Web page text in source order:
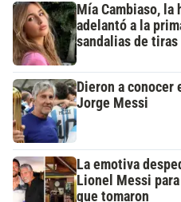
Mía Cambiaso, la
adelantó a la
sandalias de tiras
Dieron a conocer
Jorge Messi
La emotiva
Lionel Messi
que tomaron